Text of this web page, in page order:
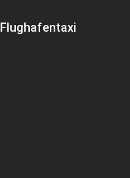
Flughafentaxi